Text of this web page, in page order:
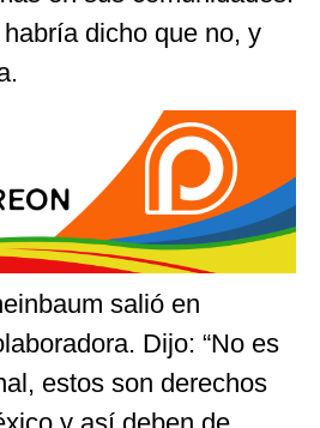
dicho que no, y
salió en
Dijo: “No es
estos son derechos